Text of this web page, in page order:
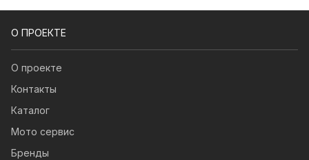
О ПРОЕКТЕ
О проекте
Контакты
Каталог
Мото сервис
Бренды